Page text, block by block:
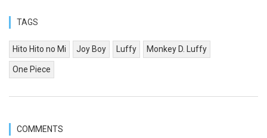
TAGS
Hito Hito no Mi Joy Boy Luffy Monkey D. Luffy
One Piece
COMMENTS